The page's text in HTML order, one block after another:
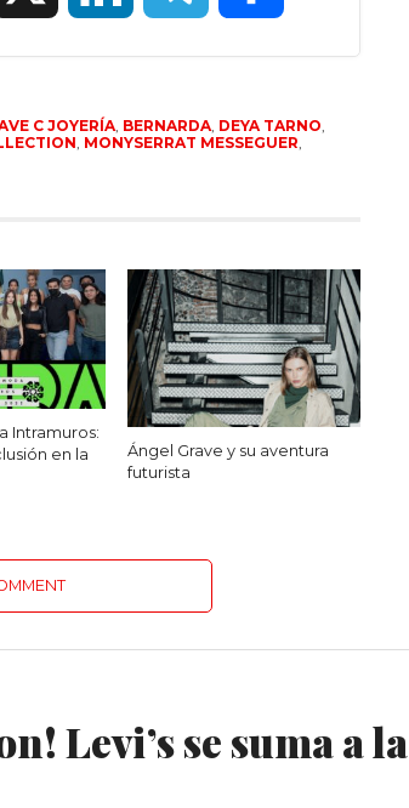
C JOYERÍA, BERNARDA, DEYA TARNO,
, MONYSERRAT MESSEGUER,
Intramuros:
en la
Ángel Grave y su aventura
futurista
Levi’s se suma a la